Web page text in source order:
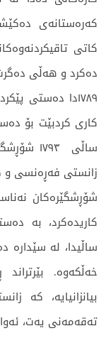
کەرەستانەی
کاتی
دەکرد و ھەڵی
١٧٨٩دا دەستی
کاری کردبێت بۆ
ساڵی
زانستی فەڕەنسی و
شۆڕشگێرەکان
کاریدەکرد، بە
ساڵیدا، لە سێدارە
خەڵکەوە.
بیانزانیایە، کە
تەقەمەنی یەت،